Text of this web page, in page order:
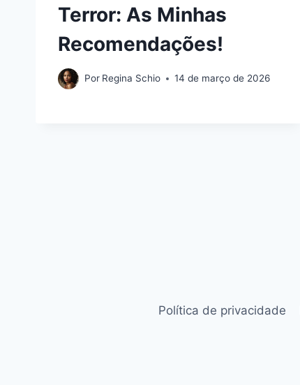
Terror: As Minhas
Recomendações!
Por Regina Schio 14 de março de 2026
Política de privacidade